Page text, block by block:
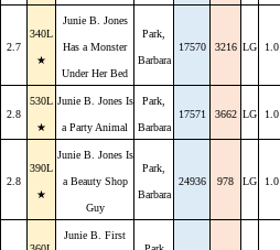
2.7
340L
★
Junie B. Jones
Has a Monster
Under Her Bed
Park,
Barbara
17570 3216 LG 1.0
2.8
530L
★
Junie B. Jones Is
a Party Animal
Park,
Barbara
17571 3662 LG 1.0
2.8
390L
★
Junie B. Jones Is
a Beauty Shop
Guy
Park,
Barbara
24936 978 LG 1.0
Junie B. First